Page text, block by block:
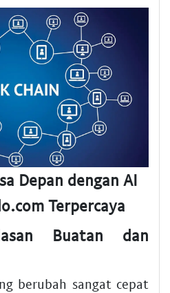
Depan dengan AI
Terpercaya
Buatan dan
berubah sangat cepat